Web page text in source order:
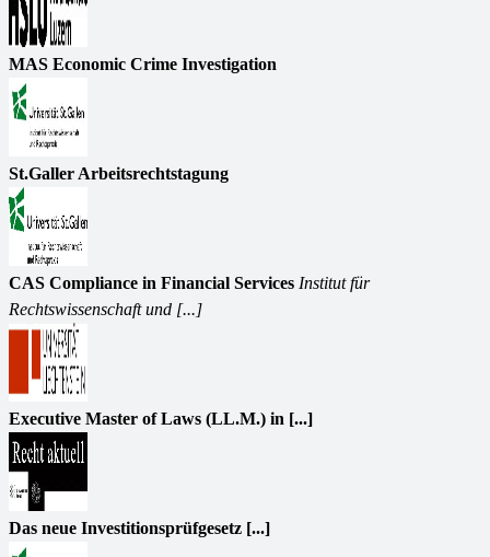
MAS Economic Crime Investigation
St.Galler Arbeitsrechtstagung
CAS Compliance in Financial Services Institut für
Rechtswissenschaft und [...]
Executive Master of Laws (LL.M.) in [...]
Das neue Investitionsprüfgesetz [...]